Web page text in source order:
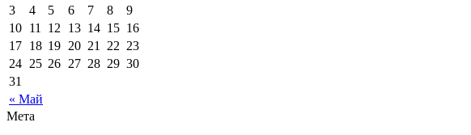
« Май
3
4 5 6 7 8
9
10 11 12 13 14 15 16
17 18 19 20 21 22 23
24 25 26 27 28 29 30
31
Мета